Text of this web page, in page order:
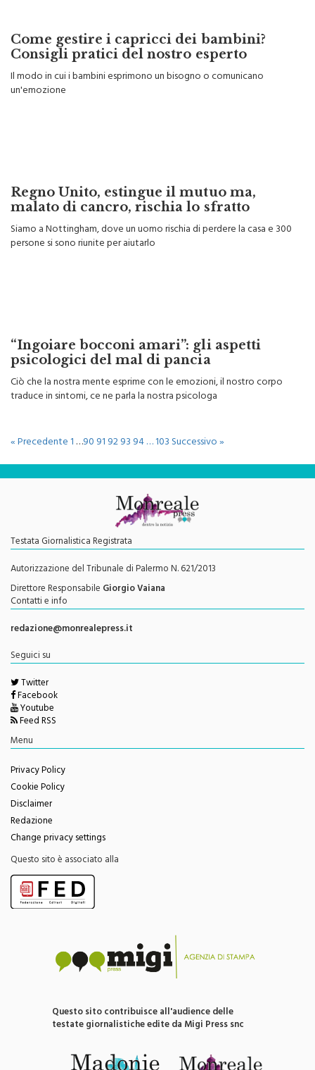
Come gestire i capricci dei bambini?
Consigli pratici del nostro esperto
Il modo in cui i bambini esprimono un bisogno o comunicano
un'emozione
Regno Unito, estingue il mutuo ma,
malato di cancro, rischia lo sfratto
Siamo a Nottingham, dove un uomo rischia di perdere la casa e 300
persone si sono riunite per aiutarlo
“Ingoiare bocconi amari”: gli aspetti
psicologici del mal di pancia
Ciò che la nostra mente esprime con le emozioni, il nostro corpo
traduce in sintomi, ce ne parla la nostra psicologa
« Precedente1…9091929394…103Successivo »
Testata Giornalistica Registrata
Autorizzazione del Tribunale di Palermo N. 621/2013
Direttore Responsabile Giorgio Vaiana
Contatti e info
redazione@monrealepress.it
Seguici su
Twitter
Facebook
Youtube
Feed RSS
Menu
Privacy Policy
Cookie Policy
Disclaimer
Redazione
Change privacy settings
Questo sito è associato alla
Questo sito contribuisce all'audience delle
testate giornalistiche edite da Migi Press snc